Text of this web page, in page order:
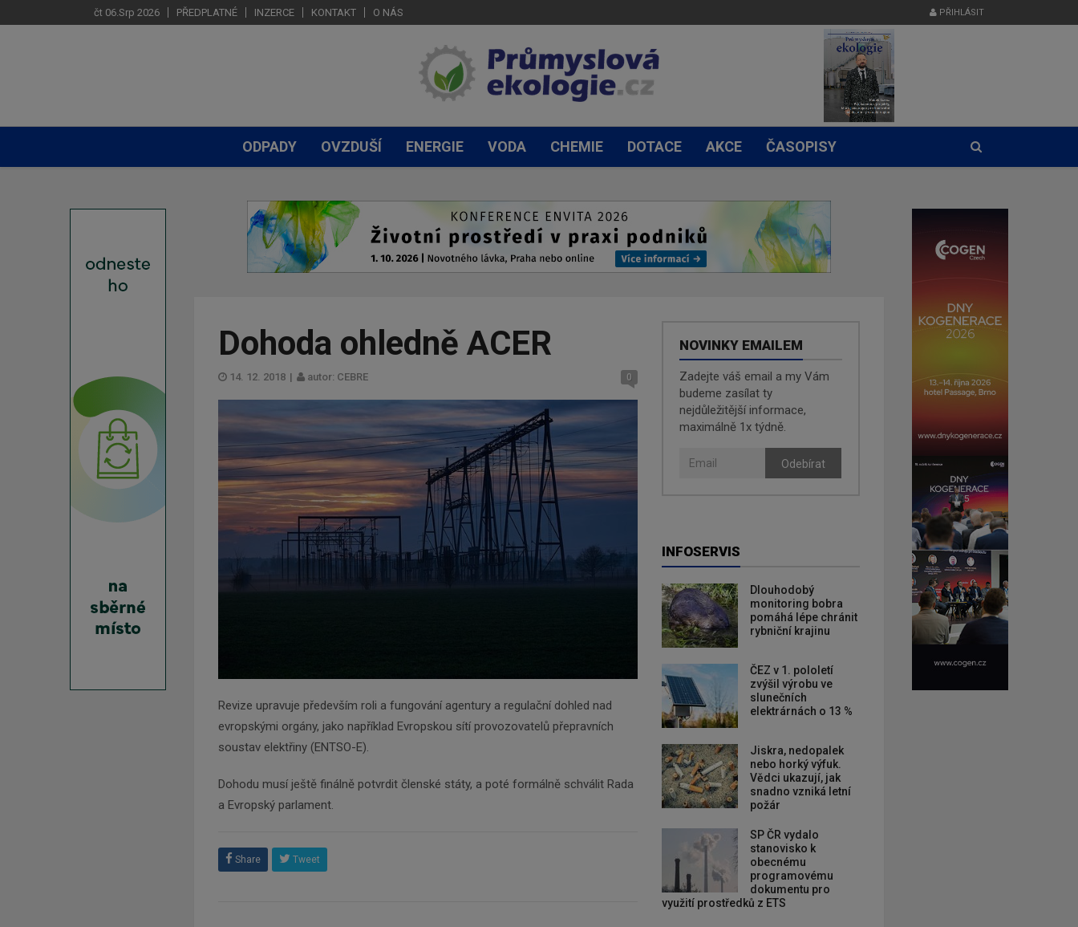
čt 06.Srp 2026 PŘEDPLATNÉ INZERCE KONTAKT O NÁS PŘIHLÁSIT
ODPADY OVZDUŠÍ ENERGIE VODA CHEMIE DOTACE AKCE ČASOPISY
Dohoda ohledně ACER
14. 12. 2018 | autor: CEBRE 0
Revize upravuje především roli a fungování agentury a regulační dohled nad
evropskými orgány, jako například Evropskou sítí provozovatelů přepravních
soustav elektřiny (ENTSO-E).
Dohodu musí ještě finálně potvrdit členské státy, a poté formálně schválit Rada
a Evropský parlament.
Share Tweet
NOVINKY EMAILEM
Zadejte váš email a my Vám
budeme zasílat ty
nejdůležitější informace,
maximálně 1x týdně.
Odebírat
INFOSERVIS
Dlouhodobý
monitoring bobra
pomáhá lépe chránit
rybniční krajinu
ČEZ v 1. pololetí
zvýšil výrobu ve
slunečních
elektrárnách o 13 %
Jiskra, nedopalek
nebo horký výfuk.
Vědci ukazují, jak
snadno vzniká letní
požár
SP ČR vydalo
stanovisko k
obecnému
programovému
dokumentu pro
využití prostředků z ETS